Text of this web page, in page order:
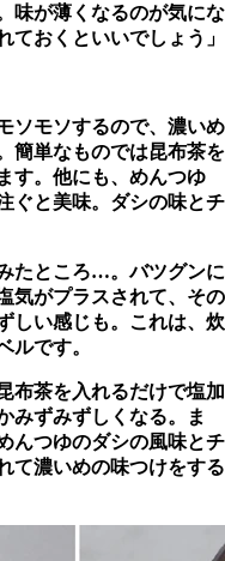
味が薄くなるのが気にな
ておくといいでしょう」
ソモソするので、濃いめ
簡単なものでは昆布茶を
す。他にも、めんつゆ
ぐと美味。ダシの味とチ
たところ…。バツグンに
気がプラスされて、その
しい感じも。これは、炊
ルです。
布茶を入れるだけで塩加
みずみずしくなる。ま
んつゆのダシの風味とチ
て濃いめの味つけをする